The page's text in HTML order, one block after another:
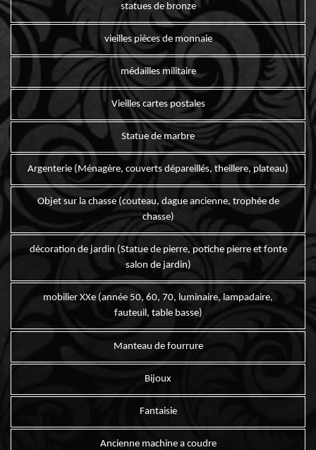
statues de bronze
vieilles pièces de monnaie
médailles militaire
Vieilles cartes postales
Statue de marbre
Argenterie (Ménagère, couverts dépareillés, theillere, plateau)
Objet sur la chasse (couteau, dague ancienne, trophée de
chasse)
décoration de jardin (Statue de pierre, potiche pierre et fonte
salon de jardin)
mobilier XXe (année 50, 60, 70, luminaire, lampadaire,
fauteuil, table basse)
Manteau de fourrure
Bijoux
Fantaisie
Ancienne machine a coudre